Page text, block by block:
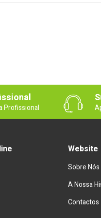
Profissional
Website
Sobre Nós
A Nossa
Contactos